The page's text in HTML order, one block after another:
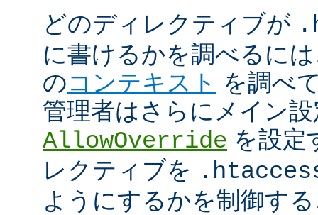
どのディレクティブが
に書けるかを調べるに
のコンテキスト を調べ
管理者はさらにメイン
AllowOverride を設定
レクティブを
ようにするかを制御す